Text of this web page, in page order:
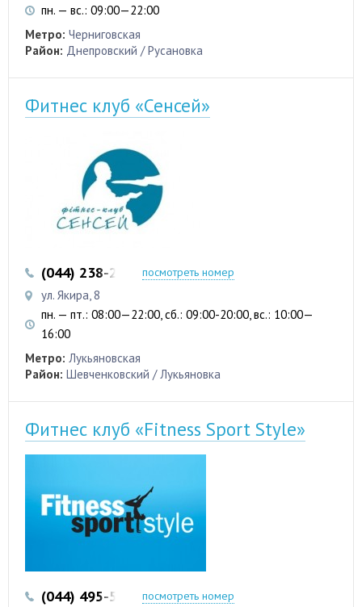
пн. — вс.: 09:00—22:00
Метро: Черниговская
Район: Днепровский / Русановка
Фитнес клуб «Сенсей»
(044) 238-27-80посмотреть номер
ул. Якира, 8
пн. — пт.: 08:00—22:00, сб.: 09:00-20:00, вс.: 10:00—
16:00
Метро: Лукьяновская
Район: Шевченковский / Лукьяновка
Фитнес клуб «Fitness Sport Style»
(044) 495-52-26 (093) 681-57-32
посмотреть номер